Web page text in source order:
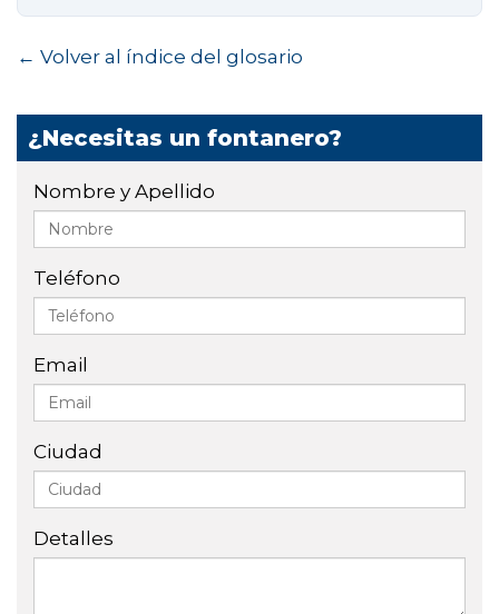
← Volver al índice del glosario
¿Necesitas un fontanero?
Nombre y Apellido
Teléfono
Email
Ciudad
Detalles